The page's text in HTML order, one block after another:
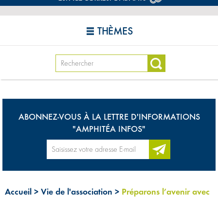
THÈMES
ABONNEZ-VOUS À LA LETTRE D'INFORMATIONS
"AMPHITÉA INFOS"
Accueil > Vie de l'association > Préparons l’avenir avec